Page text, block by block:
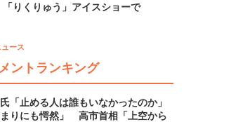
りくりゅう」アイスショーで
ース
ントランキング
「止める人は誰もいなかったのか」
まりにも愕然」 高市首相「上空から